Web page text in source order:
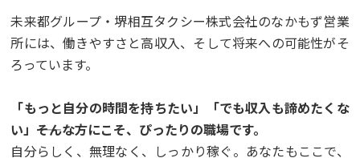
未来都グループ・堺相互タクシー株式会社のなかもず営業
所には、働きやすさと高収入、そして将来への可能性がそ
ろっています。
「もっと自分の時間を持ちたい」「でも収入も諦めたくな
い」――そんな方にこそ、ぴったりの職場です。
自分らしく、無理なく、しっかり稼ぐ。あなたもここで、